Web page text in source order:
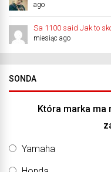
ago
Sa 1100 said Jak to
miesiąc ago
SONDA
Która marka
Yamaha